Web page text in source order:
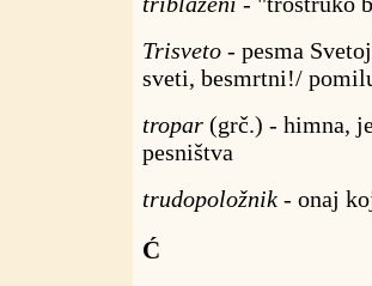
Trisveto - pesma
sveti, besmrtni!/
tropar (grč.) - himna,
pesništva
trudopoložnik - onaj
Ć